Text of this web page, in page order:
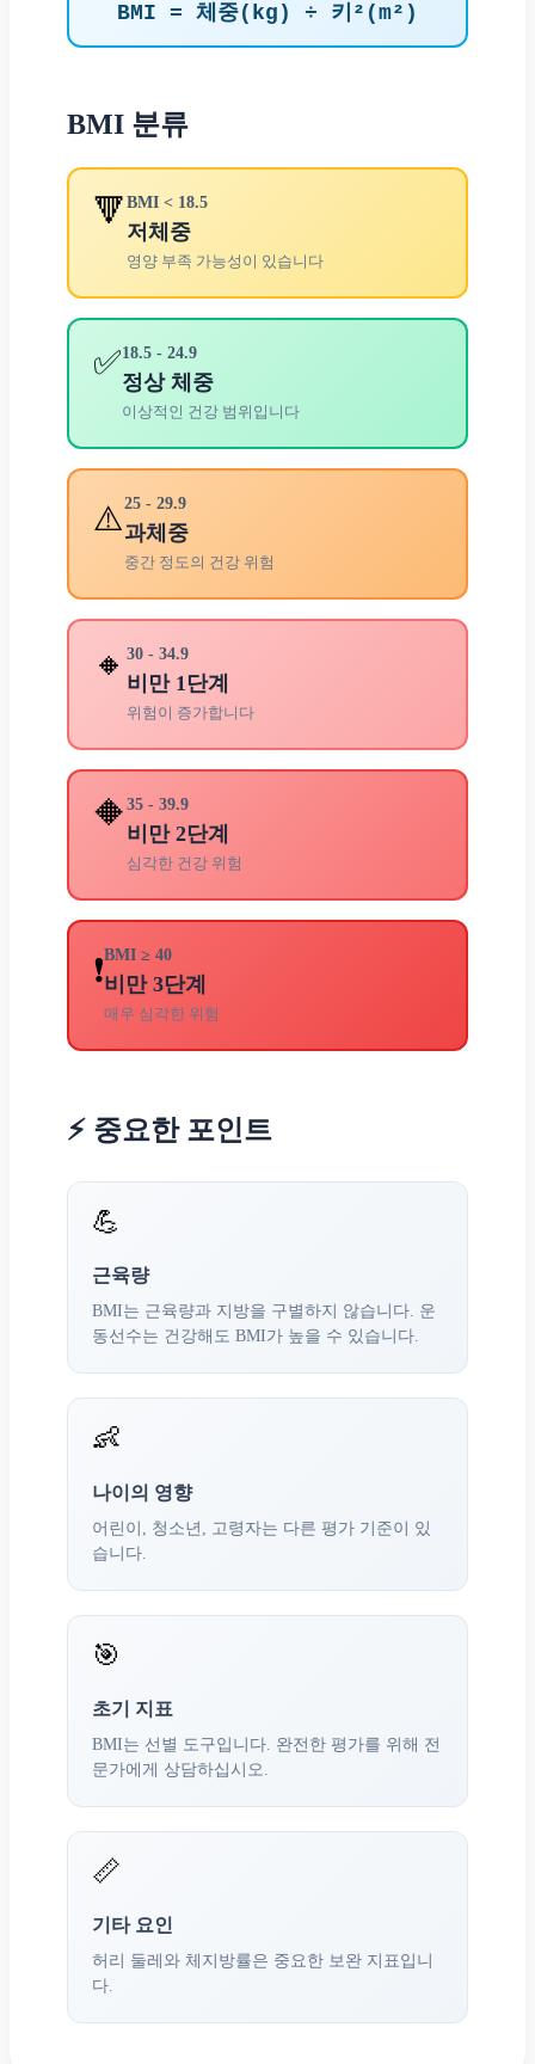
BMI = 체중(kg) ÷ 키²(m²)
BMI 분류
🔻 BMI < 18.5
저체중
영양 부족 가능성이 있습니다
✅18.5 - 24.9
정상 체중
이상적인 건강 범위입니다
⚠️25 - 29.9
과체중
중간 정도의 건강 위험
🔸 30 - 34.9
비만 1단계
위험이 증가합니다
🔶 35 - 39.9
비만 2단계
심각한 건강 위험
❗BMI ≥ 40
비만 3단계
매우 심각한 위험
⚡ 중요한 포인트
💪
근육량
BMI는 근육량과 지방을 구별하지 않습니다. 운
동선수는 건강해도 BMI가 높을 수 있습니다.
👶
나이의 영향
어린이, 청소년, 고령자는 다른 평가 기준이 있
습니다.
🎯
초기 지표
BMI는 선별 도구입니다. 완전한 평가를 위해 전
문가에게 상담하십시오.
📏
기타 요인
허리 둘레와 체지방률은 중요한 보완 지표입니
다.